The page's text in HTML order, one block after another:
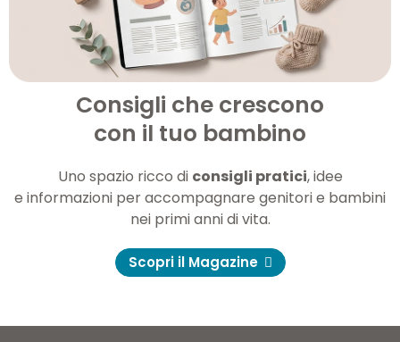
Consigli che crescono
con il tuo bambino
Uno spazio ricco di consigli pratici, idee
e informazioni per accompagnare genitori e bambini
nei primi anni di vita.
Scopri il Magazine